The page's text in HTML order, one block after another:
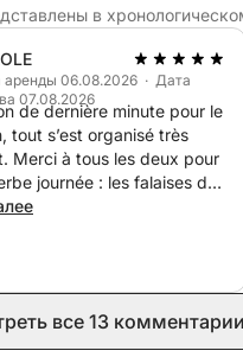
в
аренды 06.08.2026 · Дата
07.08.2026
de dernière minute pour le
tout s’est organisé très
Merci à tous les deux pour
journée : les falaises de
îles Cavallo et Lavezzi,
Une expérience
que nous recommandons à
все 13 комментарии